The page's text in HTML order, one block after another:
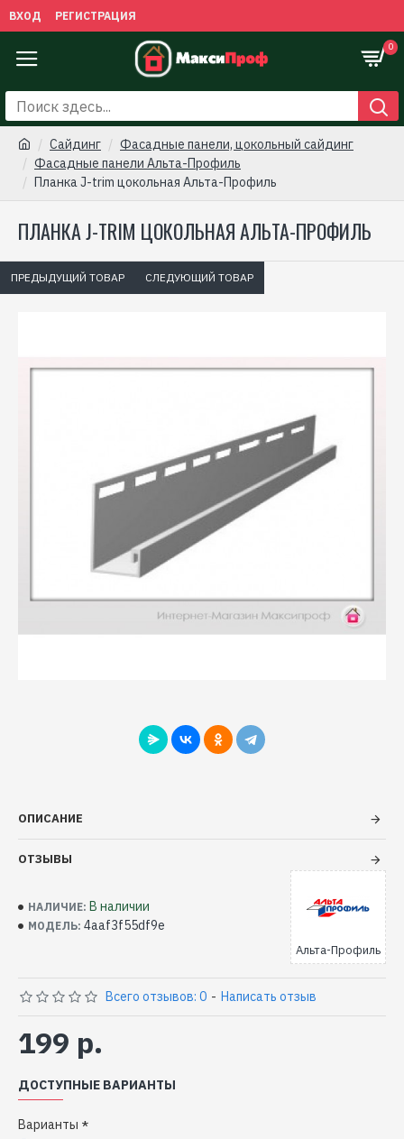
ВХОД РЕГИСТРАЦИЯ
0
Сайдинг
Фасадные панели, цокольный сайдинг
Фасадные панели Альта-Профиль
Планка J-trim цокольная Альта-Профиль
ПЛАНКА J-TRIM ЦОКОЛЬНАЯ АЛЬТА-ПРОФИЛЬ
ПРЕДЫДУЩИЙ ТОВАР СЛЕДУЮЩИЙ ТОВАР
ОПИСАНИЕ
ОТЗЫВЫ
НАЛИЧИЕ: В наличии
МОДЕЛЬ: 4aaf3f55df9e
Альта-Профиль
Всего отзывов: 0 - Написать отзыв
199 р.
ДОСТУПНЫЕ ВАРИАНТЫ
Варианты